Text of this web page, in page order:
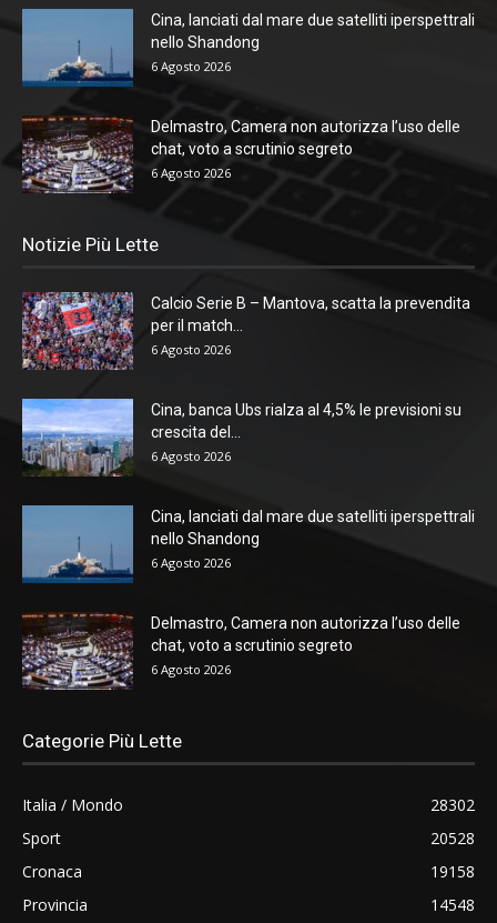
Cina, lanciati dal mare due satelliti iperspettrali
nello Shandong
6 Agosto 2026
Delmastro, Camera non autorizza l’uso delle
chat, voto a scrutinio segreto
6 Agosto 2026
Notizie Più Lette
Calcio Serie B – Mantova, scatta la prevendita
per il match...
6 Agosto 2026
Cina, banca Ubs rialza al 4,5% le previsioni su
crescita del...
6 Agosto 2026
Cina, lanciati dal mare due satelliti iperspettrali
nello Shandong
6 Agosto 2026
Delmastro, Camera non autorizza l’uso delle
chat, voto a scrutinio segreto
6 Agosto 2026
Categorie Più Lette
Italia / Mondo
28302
Sport
20528
Cronaca
19158
Provincia
14548